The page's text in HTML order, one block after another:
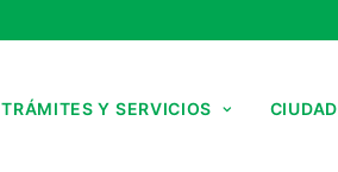
TRÁMITES Y SERVICIOS CIUDAD